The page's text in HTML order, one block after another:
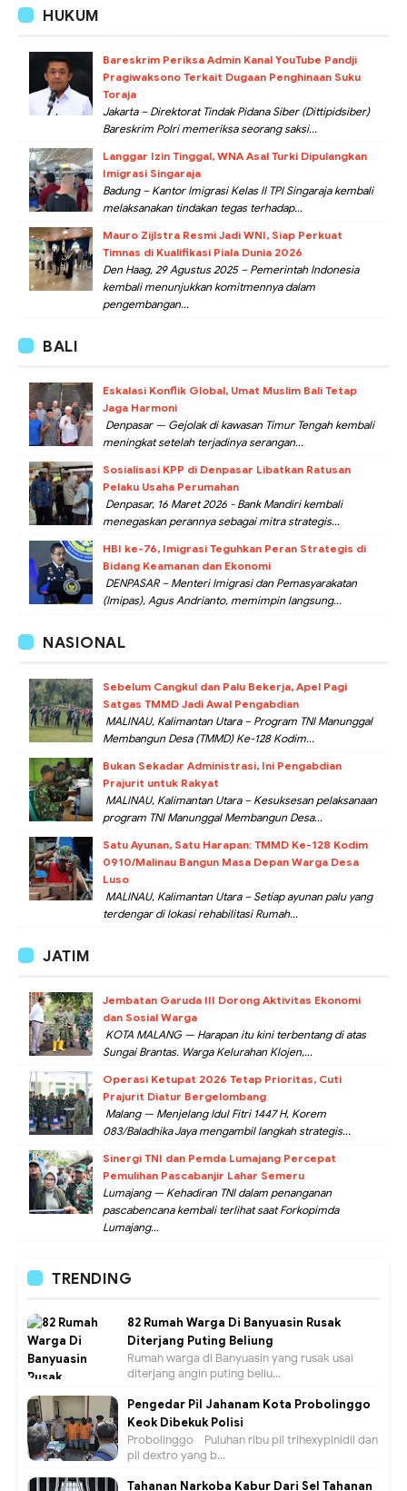
HUKUM
Bareskrim Periksa Admin Kanal YouTube Pandji
Pragiwaksono Terkait Dugaan Penghinaan Suku
Toraja
Jakarta – Direktorat Tindak Pidana Siber (Dittipidsiber)
Bareskrim Polri memeriksa seorang saksi...
Langgar Izin Tinggal, WNA Asal Turki Dipulangkan
Imigrasi Singaraja
Badung – Kantor Imigrasi Kelas II TPI Singaraja kembali
melaksanakan tindakan tegas terhadap...
Mauro Zijlstra Resmi Jadi WNI, Siap Perkuat
Timnas di Kualifikasi Piala Dunia 2026
Den Haag, 29 Agustus 2025 – Pemerintah Indonesia
kembali menunjukkan komitmennya dalam
pengembangan...
BALI
Eskalasi Konflik Global, Umat Muslim Bali Tetap
Jaga Harmoni
Denpasar — Gejolak di kawasan Timur Tengah kembali
meningkat setelah terjadinya serangan...
Sosialisasi KPP di Denpasar Libatkan Ratusan
Pelaku Usaha Perumahan
Denpasar, 16 Maret 2026 - Bank Mandiri kembali
menegaskan perannya sebagai mitra strategis...
HBI ke-76, Imigrasi Teguhkan Peran Strategis di
Bidang Keamanan dan Ekonomi
DENPASAR – Menteri Imigrasi dan Pemasyarakatan
(Imipas), Agus Andrianto, memimpin langsung...
NASIONAL
Sebelum Cangkul dan Palu Bekerja, Apel Pagi
Satgas TMMD Jadi Awal Pengabdian
MALINAU, Kalimantan Utara – Program TNI Manunggal
Membangun Desa (TMMD) Ke-128 Kodim...
Bukan Sekadar Administrasi, Ini Pengabdian
Prajurit untuk Rakyat
MALINAU, Kalimantan Utara – Kesuksesan pelaksanaan
program TNI Manunggal Membangun Desa...
Satu Ayunan, Satu Harapan: TMMD Ke-128 Kodim
0910/Malinau Bangun Masa Depan Warga Desa
Luso
MALINAU, Kalimantan Utara – Setiap ayunan palu yang
terdengar di lokasi rehabilitasi Rumah...
JATIM
Jembatan Garuda III Dorong Aktivitas Ekonomi
dan Sosial Warga
KOTA MALANG — Harapan itu kini terbentang di atas
Sungai Brantas. Warga Kelurahan Klojen,...
Operasi Ketupat 2026 Tetap Prioritas, Cuti
Prajurit Diatur Bergelombang
Malang — Menjelang Idul Fitri 1447 H, Korem
083/Baladhika Jaya mengambil langkah strategis...
Sinergi TNI dan Pemda Lumajang Percepat
Pemulihan Pascabanjir Lahar Semeru
Lumajang — Kehadiran TNI dalam penanganan
pascabencana kembali terlihat saat Forkopimda
Lumajang...
TRENDING
82 Rumah Warga Di Banyuasin Rusak
Diterjang Puting Beliung
Rumah warga di Banyuasin yang rusak usai
diterjang angin puting beliu...
Pengedar Pil Jahanam Kota Probolinggo
Keok Dibekuk Polisi
Probolinggo - Puluhan ribu pil trihexypinidil dan
pil dextro yang b...
Tahanan Narkoba Kabur Dari Sel Tahanan